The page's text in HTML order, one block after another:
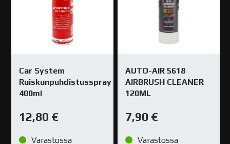
Car System
Ruiskunpuhdistusspray
400ml
12,80 €
Varastossa
AUTO-AIR 5618
AIRBRUSH CLEANER
120ML
7,90 €
Varastossa